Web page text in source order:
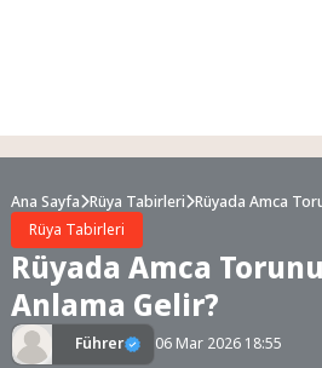
Ana Sayfa Rüya Tabirleri Rüyada Amca
Rüya Tabirleri
Rüyada Amca
Anlama Gelir?
Führer
06 Mar 2026 18:55